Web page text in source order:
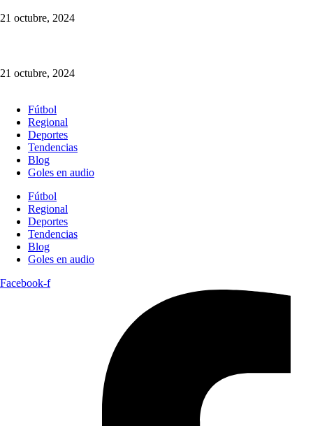
21 octubre, 2024
21 octubre, 2024
Fútbol
Regional
Deportes
Tendencias
Blog
Goles en audio
Fútbol
Regional
Deportes
Tendencias
Blog
Goles en audio
Facebook-f